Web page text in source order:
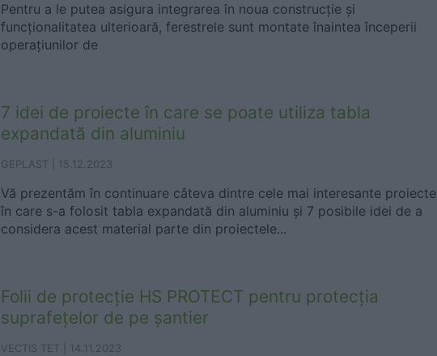
Pentru a le putea asigura integrarea în noua construcție și
funcționalitatea ulterioară, ferestrele sunt montate înaintea începerii
operațiunilor de
7 idei de proiecte în care se poate utiliza tabla
expandată din aluminiu
GEPLAST | 15.12.2023
Vă prezentăm în continuare câteva dintre cele mai interesante proiecte
în care s-a folosit tabla expandată din aluminiu și 7 posibile idei de a
considera acest material parte din proiectele...
Folii de protecție HS PROTECT pentru protecția
suprafețelor de pe șantier
VECTIS TET | 14.11.2023